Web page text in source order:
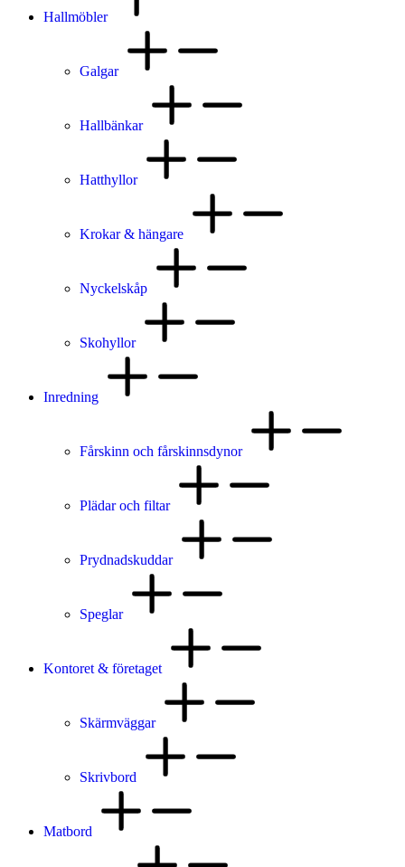
Hallmöbler
Galgar
Hallbänkar
Hatthyllor
Krokar & hängare
Nyckelskåp
Skohyllor
Inredning
Fårskinn och fårskinnsdynor
Plädar och filtar
Prydnadskuddar
Speglar
Kontoret & företaget
Skärmväggar
Skrivbord
Matbord